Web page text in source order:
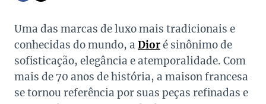
Uma das marcas de luxo mais tradicionais e
conhecidas do mundo, a Dioré sinônimo de
sofisticação, elegância e atemporalidade. Com
mais de 70 anos de história, a maison francesa
se tornou referência por suas peças refinadas e